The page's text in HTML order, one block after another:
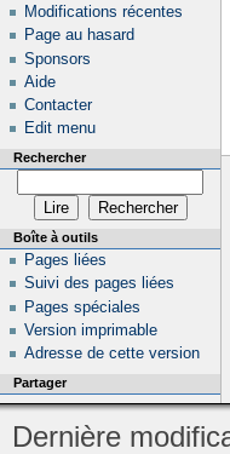
Modifications récentes
Page au hasard
Sponsors
Aide
Contacter
Edit menu
Rechercher
Boîte à outils
Pages liées
Suivi des pages liées
Pages spéciales
Version imprimable
Adresse de cette version
Partager
Dernière